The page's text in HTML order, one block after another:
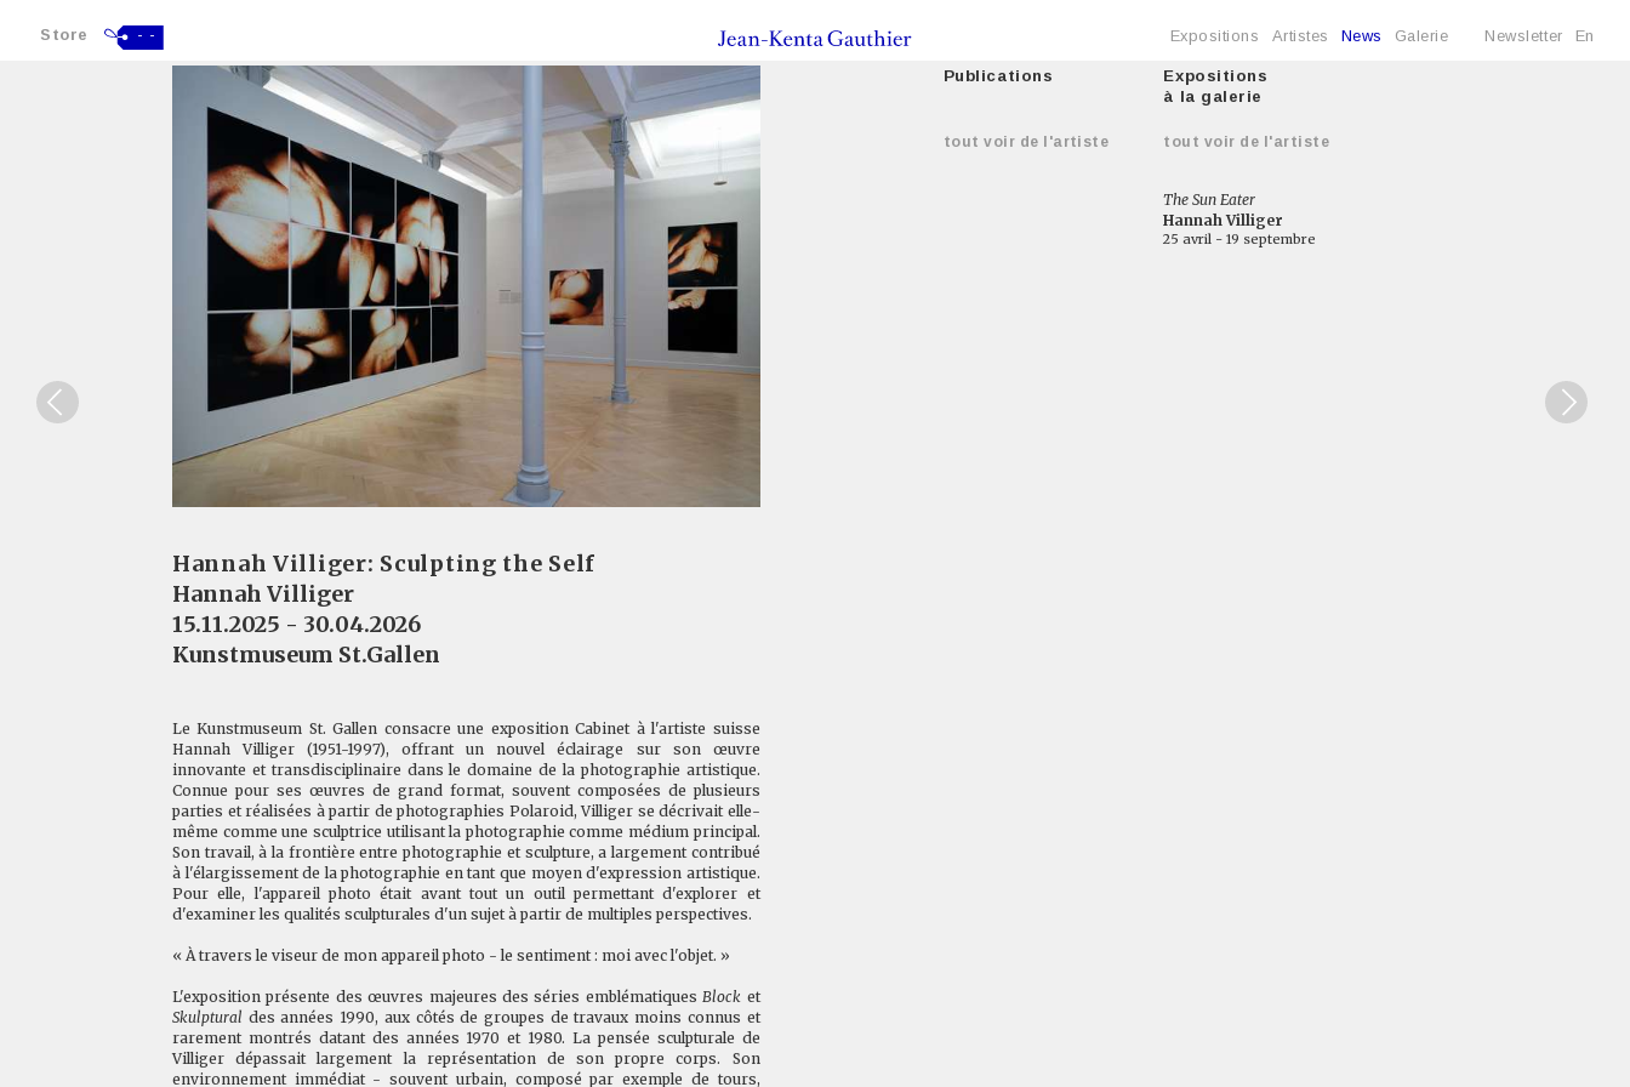
Store - - Expositions Artistes News Galerie Newsletter En
Hannah Villiger: Sculpting the Self
Hannah Villiger
15.11.2025 - 30.04.2026
Kunstmuseum St.Gallen
Le Kunstmuseum St. Gallen consacre une exposition Cabinet à l'artiste suisse
Hannah Villiger (1951-1997), offrant un nouvel éclairage sur son œuvre
innovante et transdisciplinaire dans le domaine de la photographie artistique.
Connue pour ses œuvres de grand format, souvent composées de plusieurs
parties et réalisées à partir de photographies Polaroid, Villiger se décrivait elle-
même comme une sculptrice utilisant la photographie comme médium principal.
Son travail, à la frontière entre photographie et sculpture, a largement contribué
à l'élargissement de la photographie en tant que moyen d'expression artistique.
Pour elle, l'appareil photo était avant tout un outil permettant d'explorer et
d'examiner les qualités sculpturales d'un sujet à partir de multiples perspectives.
« À travers le viseur de mon appareil photo - le sentiment : moi avec l'objet. »
L'exposition présente des œuvres majeures des séries emblématiques Block et
Skulptural des années 1990, aux côtés de groupes de travaux moins connus et
rarement montrés datant des années 1970 et 1980. La pensée sculpturale de
Villiger dépassait largement la représentation de son propre corps. Son
environnement immédiat - souvent urbain, composé par exemple de tours,
Publications
tout voir de l'artiste
Expositions
à la galerie
tout voir de l'artiste
The Sun Eater
Hannah Villiger
25 avril - 19 septembre